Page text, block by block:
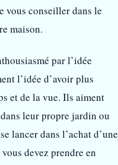
vous conseiller dans le
maison.
par l’idée
l’idée d’avoir plus
et de la vue. Ils aiment
leur propre jardin ou
lancer dans l’achat d’une
devez prendre en